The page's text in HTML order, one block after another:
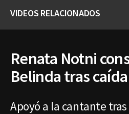
VIDEOS RELACIONADOS
Renata Notni
Belinda tras
Apoyó a la cantante